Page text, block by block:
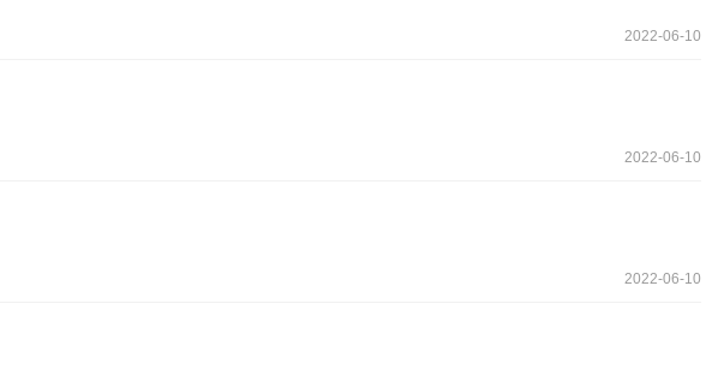
2022-06-10
2022-06-10
2022-06-10